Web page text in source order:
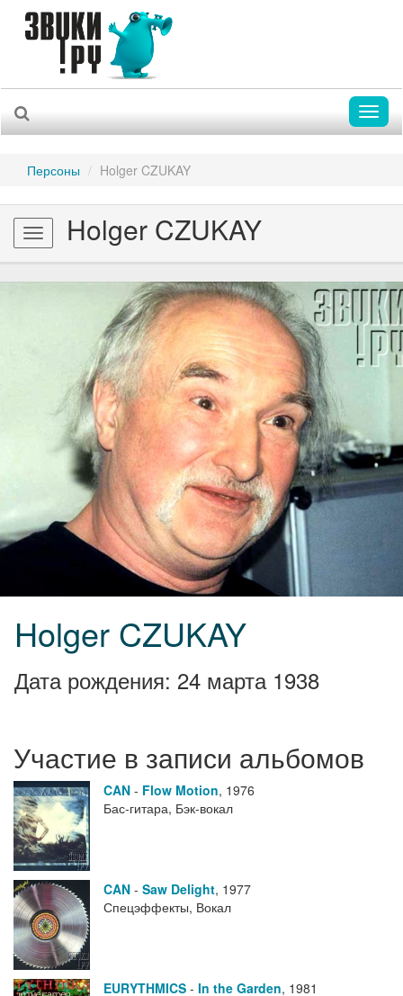
Персоны Holger CZUKAY
Toggle
navigation
Holger CZUKAY
Holger CZUKAY
Дата рождения: 24 марта 1938
Участие в записи альбомов
CAN - Flow Motion, 1976
Бас-гитара, Бэк-вокал
CAN - Saw Delight, 1977
Спецэффекты, Вокал
EURYTHMICS - In the Garden, 1981